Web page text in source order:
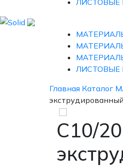
ЛИСТОВЫЕ
ЛИСТОВЫЕ
Главная Каталог
С10/